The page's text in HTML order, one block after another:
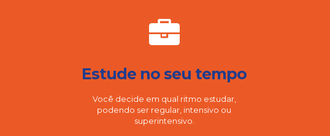
Estude no seu tempo
Você decide em qual ritmo estudar,
podendo ser regular, intensivo ou
superintensivo.